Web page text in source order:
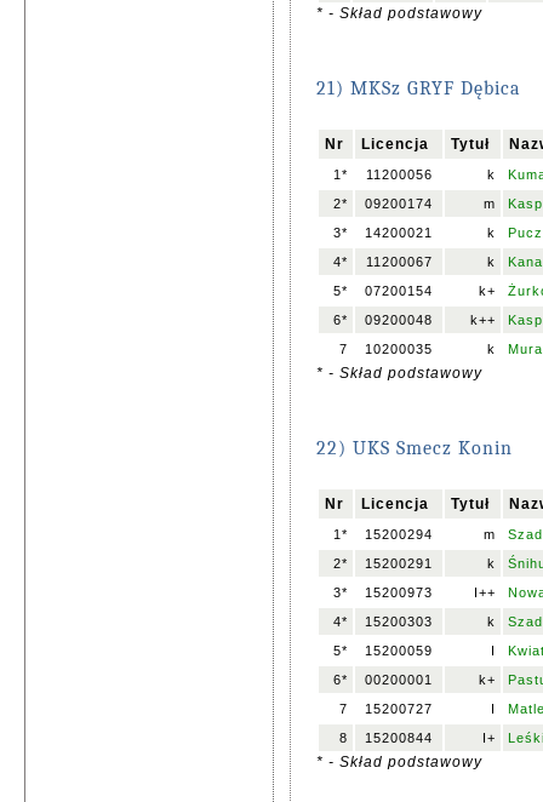
* - Skład podstawowy
21) MKSz GRYF Dębica
Nr Licencja Tytuł
1* 11200056 k
2*
09200174 m
3*
14200021 k
4*
11200067 k
5*
07200154 k+
6*
09200048 k++
7
10200035 k
* - Skład podstawowy
22) UKS Smecz Konin
Nr Licencja Tytuł
1* 15200294 m
2*
15200291 k
3*
15200973 I++
4*
15200303 k
5*
15200059 I
6*
00200001 k+
7
15200727 I
8
15200844 I+
* - Skład podstawowy